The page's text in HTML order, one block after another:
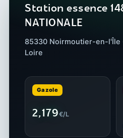
Station essence
NATIONALE
85330 Noirmoutier-en-l'Île
Loire
Gazole
2,179€/L